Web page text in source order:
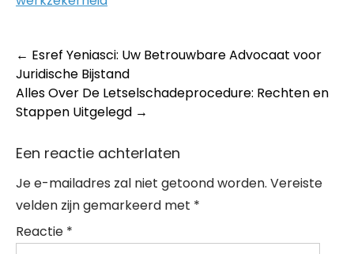
Post
navigation
← Esref Yeniasci: Uw Betrouwbare Advocaat voor
Juridische Bijstand
Alles Over De Letselschadeprocedure: Rechten en
Stappen Uitgelegd →
Een reactie achterlaten
Je e-mailadres zal niet getoond worden. Vereiste
velden zijn gemarkeerd met *
Reactie *